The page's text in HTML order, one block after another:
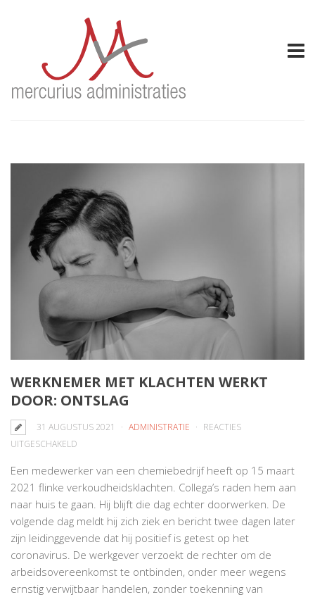
WERKNEMER MET KLACHTEN WERKT
DOOR: ONTSLAG
31 AUGUSTUS 2021 ADMINISTRATIE
REACTIES
UITGESCHAKELD
MET
KLACHTEN
WERKT
DOOR:
ONTSLAG
Een medewerker van een chemiebedrijf heeft op 15 maart
2021 flinke verkoudheidsklachten. Collega’s raden hem aan
naar huis te gaan. Hij blijft die dag echter doorwerken. De
volgende dag meldt hij zich ziek en bericht twee dagen later
zijn leidinggevende dat hij positief is getest op het
coronavirus. De werkgever verzoekt de rechter om de
arbeidsovereenkomst te ontbinden, onder meer wegens
ernstig verwijtbaar handelen, zonder toekenning van